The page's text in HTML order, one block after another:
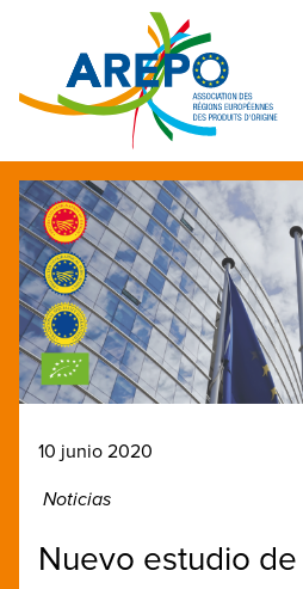
10 junio 2020
Noticias
Nuevo estudio de